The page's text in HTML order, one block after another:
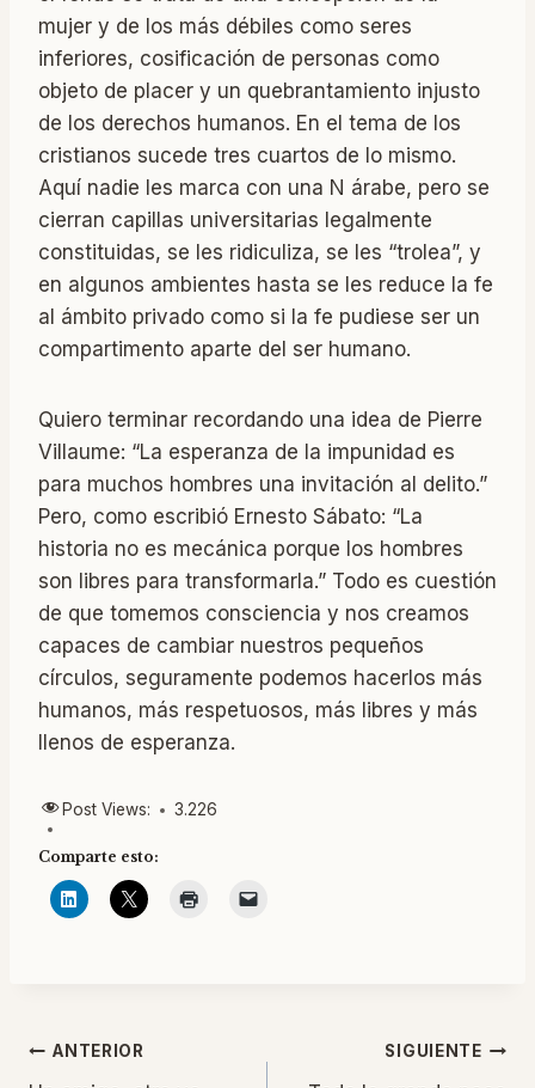
mujer y de los más débiles como seres
inferiores, cosificación de personas como
objeto de placer y un quebrantamiento injusto
de los derechos humanos. En el tema de los
cristianos sucede tres cuartos de lo mismo.
Aquí nadie les marca con una N árabe, pero se
cierran capillas universitarias legalmente
constituidas, se les ridiculiza, se les “trolea”, y
en algunos ambientes hasta se les reduce la fe
al ámbito privado como si la fe pudiese ser un
compartimento aparte del ser humano.
Quiero terminar recordando una idea de Pierre
Villaume: “La esperanza de la impunidad es
para muchos hombres una invitación al delito.”
Pero, como escribió Ernesto Sábato: “La
historia no es mecánica porque los hombres
son libres para transformarla.” Todo es cuestión
de que tomemos consciencia y nos creamos
capaces de cambiar nuestros pequeños
círculos, seguramente podemos hacerlos más
humanos, más respetuosos, más libres y más
llenos de esperanza.
Post Views: 3.226
Comparte esto:
Navegación
ANTERIOR SIGUIENTE